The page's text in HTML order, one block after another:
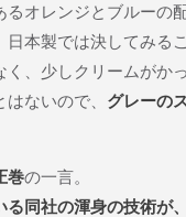
るオレンジとブルーの
本製では決してみる
、少しクリームがかっ
ないので、 グレーの
巻の一言。
る同社の渾身の技術が